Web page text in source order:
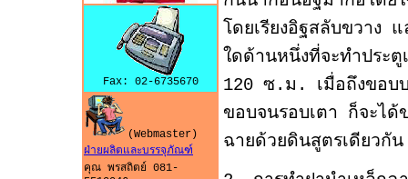
Fax: 02-6735670
(Webmaster)
ฝ่ายผลิตและบรรจุภัณฑ์
คุณ พรสถิตย์ 081-
โดยเรียงอิฐสลับขวาง
ใดด้านหนึ่งที่จะทำประ
120 ซ.ม. เมื่อถึงขอบบ
ขอบจนรอบเตา ก็จะได้
ฉายด้วยดินสูตรเดียวกัน